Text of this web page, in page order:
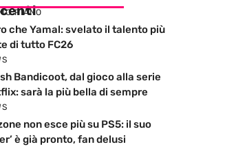
PIANO
che Yamal: svelato il talento più
di tutto FC26
Bandicoot, dal gioco alla serie
sarà la più bella di sempre
non esce più su PS5: il suo
è già pronto, fan delusi